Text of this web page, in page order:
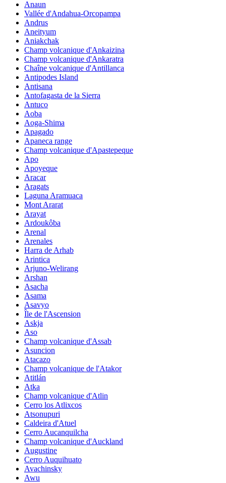
Anaun
Vallée d'Andahua-Orcopampa
Andrus
Aneityum
Aniakchak
Champ volcanique d'Ankaizina
Champ volcanique d'Ankaratra
Chaîne volcanique d'Antillanca
Antipodes Island
Antisana
Antofagasta de la Sierra
Antuco
Aoba
Aoga-Shima
Apagado
Apaneca range
Champ volcanique d'Apastepeque
Apo
Apoyeque
Aracar
Aragats
Laguna Aramuaca
Mont Ararat
Arayat
Ardoukôba
Arenal
Arenales
Harra de Arhab
Arintica
Arjuno-Welirang
Arshan
Asacha
Asama
Asavyo
Île de l'Ascension
Askja
Aso
Champ volcanique d'Assab
Asuncion
Atacazo
Champ volcanique de l'Atakor
Atitlán
Atka
Champ volcanique d'Atlin
Cerro los Atlixcos
Atsonupuri
Caldeira d'Atuel
Cerro Aucanquilcha
Champ volcanique d'Auckland
Augustine
Cerro Auquihuato
Avachinsky
Awu